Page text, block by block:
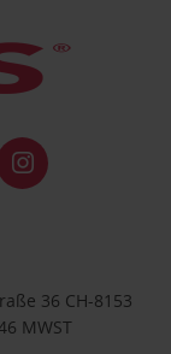
36 CH-8153
MWST